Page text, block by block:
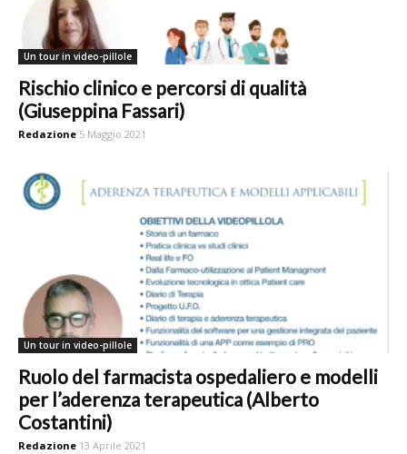
Un tour in video-pillole
Rischio clinico e percorsi di qualità
(Giuseppina Fassari)
Redazione 5 Maggio 2021
Un tour in video-pillole
Ruolo del farmacista ospedaliero e modelli
per l’aderenza terapeutica (Alberto
Costantini)
Redazione 13 Aprile 2021